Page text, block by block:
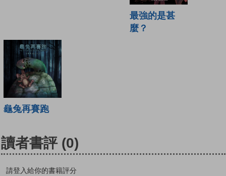
最強的是甚
麼？
龜兔再賽跑
讀者書評 (0)
請登入給你的書籍評分